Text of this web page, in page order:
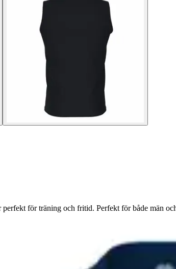
för träning och fritid. Perfekt för både män